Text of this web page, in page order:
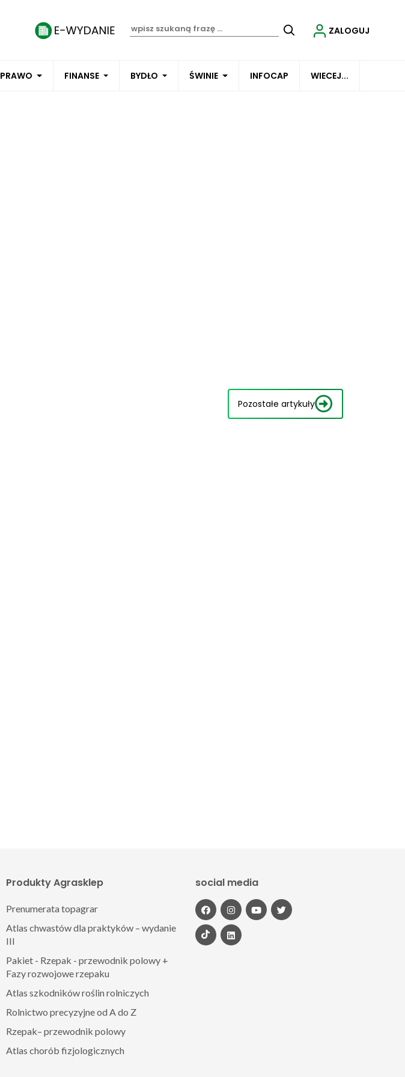
PRAWO FINANSE BYDŁO ŚWINIE INFOCAP WIECEJ...
ZALOGUJ
Pozostałe artykuły
Produkty Agrasklep
Prenumerata topagrar
Atlas chwastów dla praktyków – wydanie
III
Pakiet - Rzepak - przewodnik polowy +
Fazy rozwojowe rzepaku
Atlas szkodników roślin rolniczych
Rolnictwo precyzyjne od A do Z
Rzepak– przewodnik polowy
Atlas chorób fizjologicznych
social media